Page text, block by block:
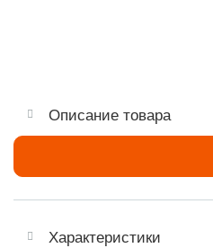
Описание товара
Характеристики